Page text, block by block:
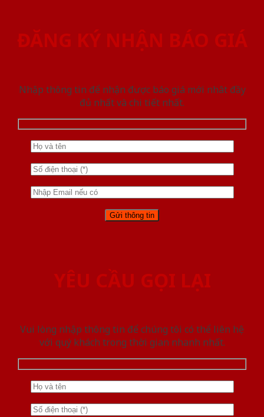
ĐĂNG KÝ NHẬN BÁO GIÁ
Nhập thông tin để nhận được báo giá mới nhât đầy
đủ nhất và chi tiết nhất.
YÊU CẦU GỌI LẠI
Vui lòng nhập thông tin để chúng tôi có thể liên hệ
với quý khách trong thời gian nhanh nhất.